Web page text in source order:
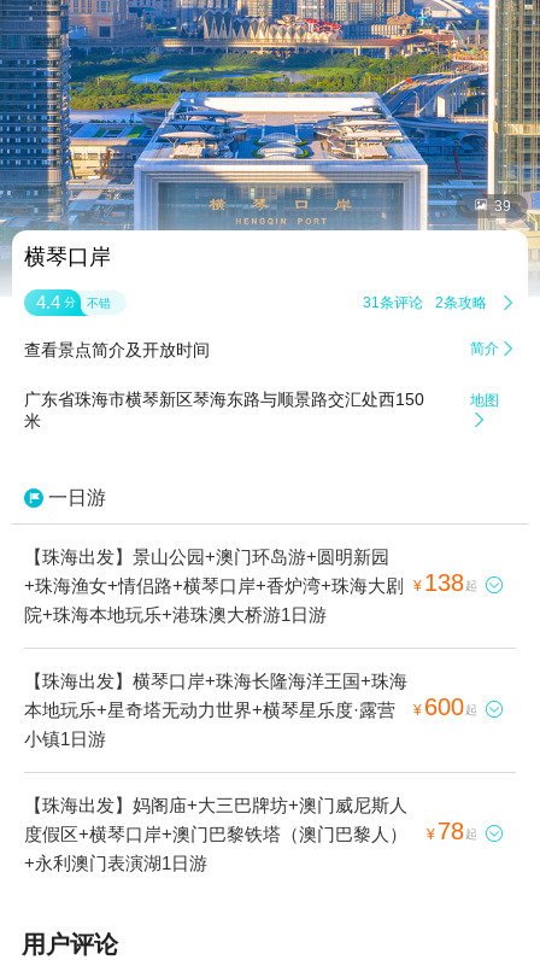
 39
横琴口岸
4.4 分 不错 31条评论 2条攻略 
查看景点简介及开放时间 简介 
广东省珠海市横琴新区琴海东路与顺景路交汇处西150
米
地图

一日游
【珠海出发】景山公园+澳门环岛游+圆明新园
+珠海渔女+情侣路+横琴口岸+香炉湾+珠海大剧
院+珠海本地玩乐+港珠澳大桥游1日游
¥ 138起 
【珠海出发】横琴口岸+珠海长隆海洋王国+珠海
本地玩乐+星奇塔无动力世界+横琴星乐度·露营
小镇1日游
¥ 600起 
【珠海出发】妈阁庙+大三巴牌坊+澳门威尼斯人
度假区+横琴口岸+澳门巴黎铁塔（澳门巴黎人）
+永利澳门表演湖1日游
¥ 78起 
用户评论
